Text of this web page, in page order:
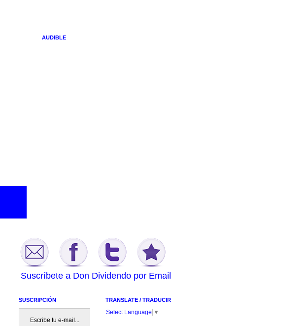
AUDIBLE
Suscríbete a Don Dividendo por Email
SUSCRIPCIÓN
Escribe tu e-mail...
TRANSLATE / TRADUCIR
Select Language ▼